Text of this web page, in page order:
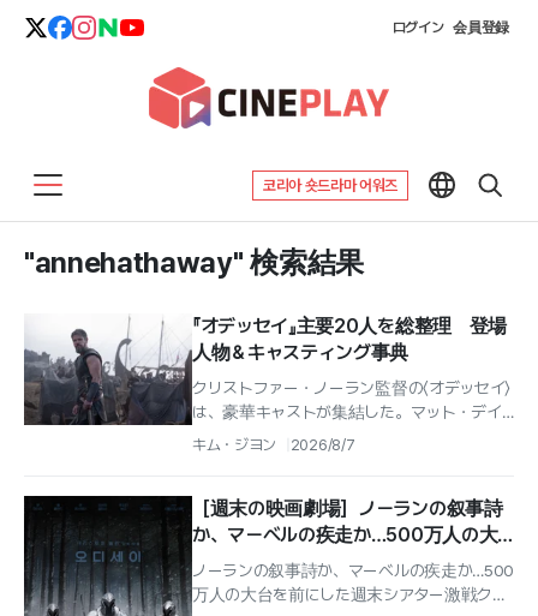
ログイン 会員登録
코리아 숏드라마 어워즈
"annehathaway" 検索結果
『オデッセイ』主要20人を総整理 登場
人物＆キャスティング事典
クリストファー・ノーラン監督の〈オデッセイ〉
は、豪華キャストが集結した。マット・デイ
モンからアン・ハサウェイ、トム・ホランド、
キム・ジヨン 2026/8/7
［週末の映画劇場］ノーランの叙事詩
か、マーベルの疾走か…500万人の大
台を前にした週末シアター激戦
ノーランの叙事詩か、マーベルの疾走か…500
万人の大台を前にした週末シアター激戦クリ